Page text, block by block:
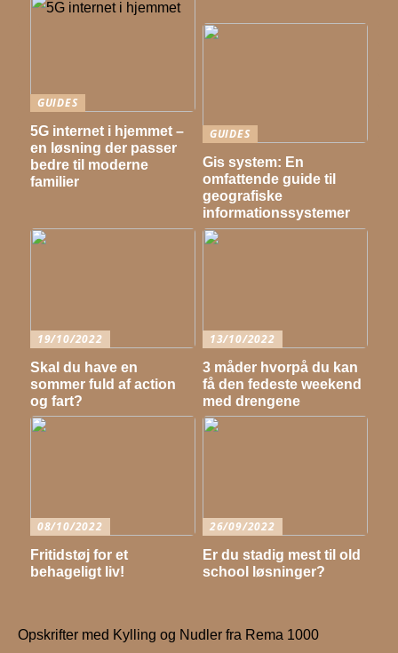
GUIDES
5G internet i hjemmet –
en løsning der passer
bedre til moderne
familier
GUIDES
Gis system: En
omfattende guide til
geografiske
informationssystemer
19/10/2022
Skal du have en
sommer fuld af action
og fart?
13/10/2022
3 måder hvorpå du kan
få den fedeste weekend
med drengene
08/10/2022
Fritidstøj for et
behageligt liv!
26/09/2022
Er du stadig mest til old
school løsninger?
Opskrifter med Kylling og Nudler fra Rema 1000